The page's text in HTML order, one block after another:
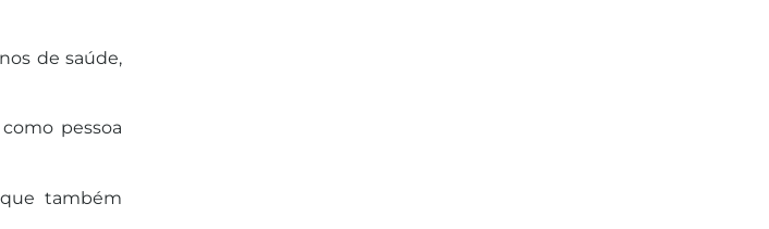
de saúde,
pessoa
também